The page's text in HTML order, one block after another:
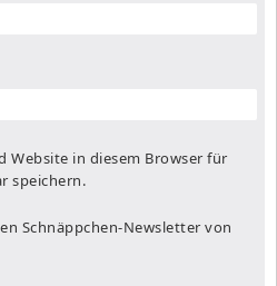
Website in diesem Browser für
speichern.
Schnäppchen-Newsletter von